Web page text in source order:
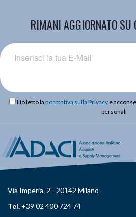
RIMANI AGGIORNATO SU
Ho letto la normativa sulla Privacye
personali
Via Imperia, 2 - 20142 Milano
Tel. +39 02 400 724 74